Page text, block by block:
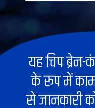
यह चिप
के रूप में
से जानकारी